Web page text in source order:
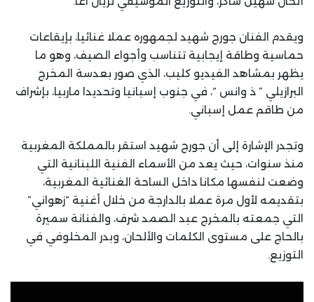
ويقدم الفنان جورج شهيد لجمهوره عملا غنائيا، بإيقاعات
حماسية وطاقة إيجابية تتناسب وأجواء الصيف، وهو ما
يظهر بمشاهد الفيديو كليب، الذي صور بعدسة المخرج
البرازيلي ” ذ وانس “، في جنوب إسبانيا وتحديدا ماربيا، بإشراف
من طاقم عمل إسباني.
وتجدر الإشارة إلى أن جورج شهيد استقر بالمملكة المغربية
منذ سنوات، حيث يعد من الأسماء الفنية اللبنانية التي
وضعت لنفسها مكانا داخل الساحة الغنائية المغربية،
بتقديمه لأول مرة عملا بالدارجة من خلال أغنية “زهواني”
التي جمعته بالمخرج عبد الصمد شرف، والفنانة سميرة
بالحاج على مستوى الكلمات والألحان، وبدر المخلوفي في
التوزيع.